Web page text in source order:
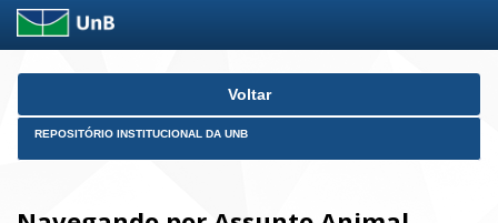
Skip
Voltar
REPOSITÓRIO INSTITUCIONAL DA UNB